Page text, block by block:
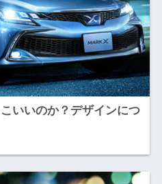
いいのか？デザインにつ